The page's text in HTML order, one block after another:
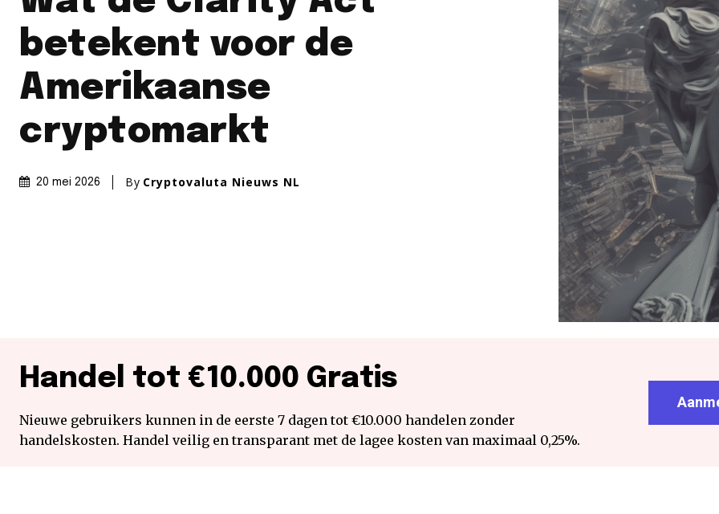
betekent voor de
Amerikaanse
cryptomarkt
20 mei 2026 By Cryptovaluta Nieuws NL
Handel tot €10.000 Gratis
Nieuwe gebruikers kunnen in de eerste 7 dagen tot €10.000 handelen zonder
handelskosten. Handel veilig en transparant met de lagee kosten van maximaal 0,25%.